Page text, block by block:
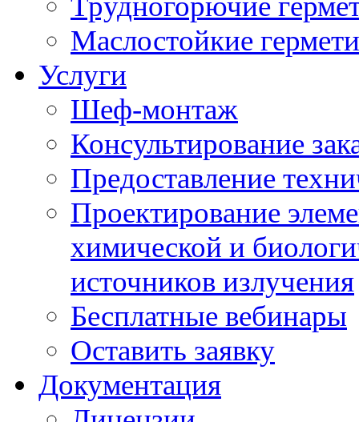
Маслостойкие
Услуги
Шеф-монтаж
Консультирование
Предоставление
Проектирование
химической и
источников излучения
Бесплатные вебинары
Оставить заявку
Документация